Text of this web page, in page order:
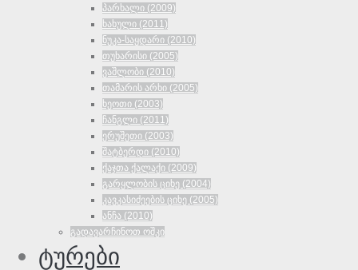
პარხალი (2009)
ხახული (2011)
ნუკა-საყდარი (2010)
თუხარისი (2005)
ვაშლობი (2010)
თამარის არხი (2005)
ხეოთი (2003)
ჩანგლი (2011)
ერუშეთი (2003)
შატბერდი (2010)
ქაჯთა ქალაქი (2009)
გარყლობის ციხე (2004)
კავკასიძეების ციხე (2005)
ანჩა (2010)
გადავარჩინოთ ოშკი
ტურები